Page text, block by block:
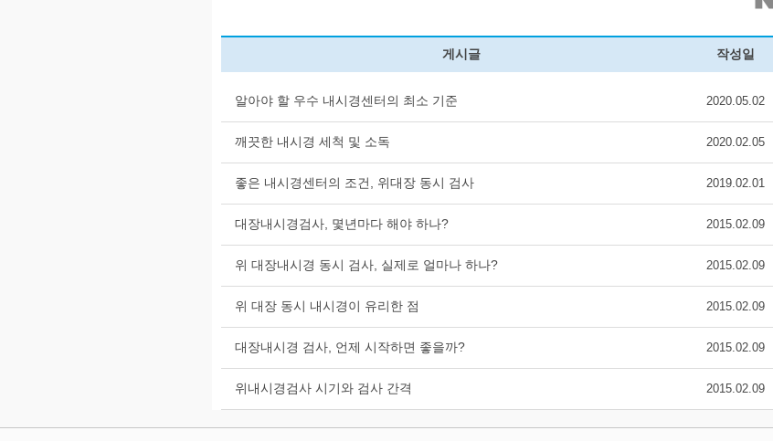
게시글 작성일
알아야 할 우수 내시경센터의 최소 기준 2020.05.02
깨끗한 내시경 세척 및 소독 2020.02.05
좋은 내시경센터의 조건, 위대장 동시 검사 2019.02.01
대장내시경검사, 몇년마다 해야 하나? 2015.02.09
위 대장내시경 동시 검사, 실제로 얼마나 하나? 2015.02.09
위 대장 동시 내시경이 유리한 점 2015.02.09
대장내시경 검사, 언제 시작하면 좋을까? 2015.02.09
위내시경검사 시기와 검사 간격 2015.02.09